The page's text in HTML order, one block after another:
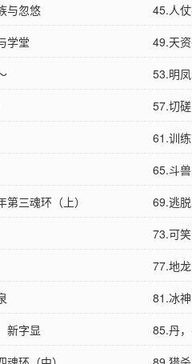
与忽悠
45.人
学堂
49.天
53.明
57.切
61.训
65.斗兽
三魂环（上）
69.逃
73.可
77.地
81.冰
新字显
85.丹